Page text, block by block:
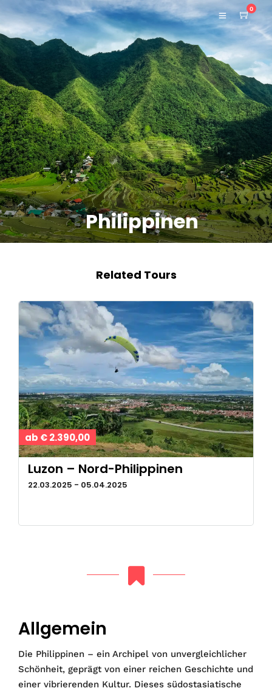
0
Philippinen
Related Tours
ab € 2.390,00
Luzon – Nord-Philippinen
22.03.2025 - 05.04.2025
Allgemein
Die Philippinen – ein Archipel von unvergleichlicher
Schönheit, geprägt von einer reichen Geschichte und
einer vibrierenden Kultur. Dieses südostasiatische